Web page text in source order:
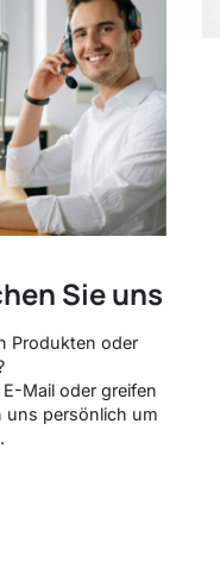
Sie uns
Produkten oder
Mail oder greifen
uns persönlich um